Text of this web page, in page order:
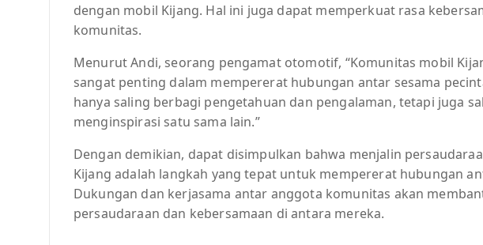
dengan mobil Kijang. Hal ini juga dapat memperkuat rasa
komunitas.
Menurut Andi, seorang pengamat otomotif, “Komunitas mobil
sangat penting dalam mempererat hubungan antar sesama
hanya saling berbagi pengetahuan dan pengalaman, tetapi juga
menginspirasi satu sama lain.”
Dengan demikian, dapat disimpulkan bahwa menjalin
Kijang adalah langkah yang tepat untuk mempererat hubungan
Dukungan dan kerjasama antar anggota komunitas akan
persaudaraan dan kebersamaan di antara mereka.